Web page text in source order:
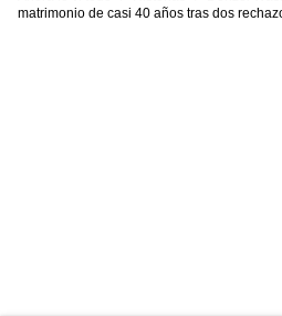
matrimonio de casi 40 años tras dos